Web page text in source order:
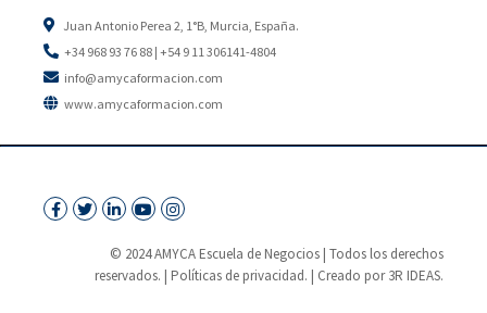
Juan Antonio Perea 2, 1°B, Murcia, España.
+34 968 93 76 88 | +54 9 11 306141-4804
info@amycaformacion.com
www.amycaformacion.com
© 2024 AMYCA Escuela de Negocios | Todos los derechos
reservados. | Políticas de privacidad. | Creado por 3R IDEAS.